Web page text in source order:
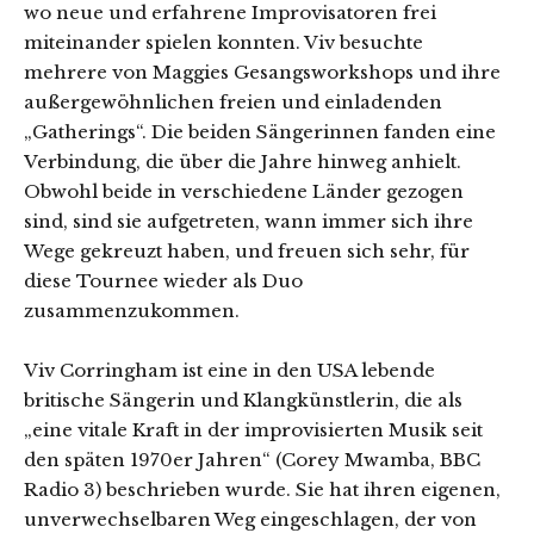
wo neue und erfahrene Improvisatoren frei
miteinander spielen konnten. Viv besuchte
mehrere von Maggies Gesangsworkshops und ihre
außergewöhnlichen freien und einladenden
„Gatherings“. Die beiden Sängerinnen fanden eine
Verbindung, die über die Jahre hinweg anhielt.
Obwohl beide in verschiedene Länder gezogen
sind, sind sie aufgetreten, wann immer sich ihre
Wege gekreuzt haben, und freuen sich sehr, für
diese Tournee wieder als Duo
zusammenzukommen.
Viv Corringham ist eine in den USA lebende
britische Sängerin und Klangkünstlerin, die als
„eine vitale Kraft in der improvisierten Musik seit
den späten 1970er Jahren“ (Corey Mwamba, BBC
Radio 3) beschrieben wurde. Sie hat ihren eigenen,
unverwechselbaren Weg eingeschlagen, der von